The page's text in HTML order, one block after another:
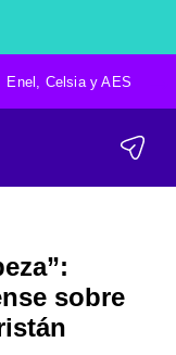
Enel, Celsia y AES
sobre